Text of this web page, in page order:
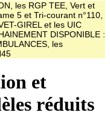
les RGP TEE, Vert et
5 et Tri-courant n°110,
GIREL et les UIC
DISPONIBLE :
les
et
réduits